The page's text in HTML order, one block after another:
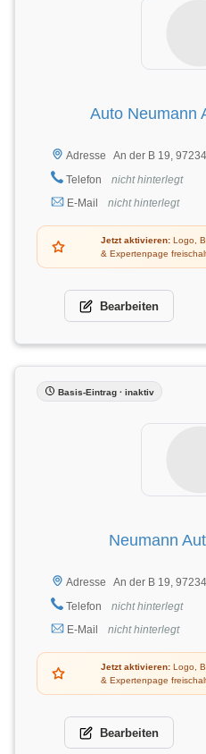
Auto Neumann
Adresse
An der B 19,
Telefon
nicht hinterlegt
E-Mail
nicht hinterlegt
Jetzt aktivieren: Logo,
& Expertenpage
Bearbeiten
Basis-Eintrag · inaktiv
Neumann
Adresse
An der B 19,
Telefon
nicht hinterlegt
E-Mail
nicht hinterlegt
Jetzt aktivieren: Logo,
& Expertenpage
Bearbeiten